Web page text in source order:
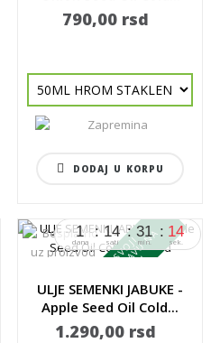
790,00 rsd
DODAJ U KORPU
K
U
P
I
M
E
I
O
S
V
O
J
I
B
E
S
P
L
A
T
N
U
D
O
S
T
A
V
U
N
A
C
E
L
O
M
S
H
O
P
U
1
dana
14
sati
31
min.
13
sek.
ULJE SEMENKI JABUKE -
Apple Seed Oil Cold...
1.290,00 rsd